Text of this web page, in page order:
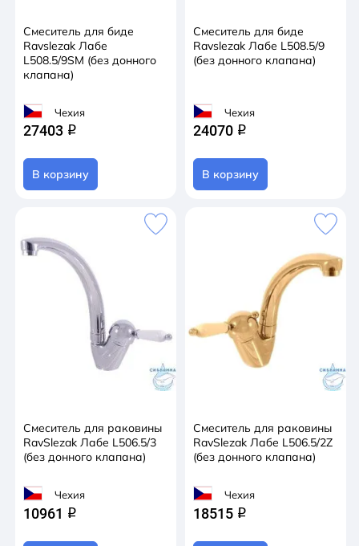
Смеситель для биде
Ravslezak Лабе
L508.5/9SM (без донного
клапана)
Чехия
27403 q
В корзину
Смеситель для биде
Ravslezak Лабе L508.5/9
(без донного клапана)
Чехия
24070 q
В корзину
Смеситель для раковины
RavSlezak Лабе L506.5/3
(без донного клапана)
Чехия
10961 q
Смеситель для раковины
RavSlezak Лабе L506.5/2Z
(без донного клапана)
Чехия
18515 q